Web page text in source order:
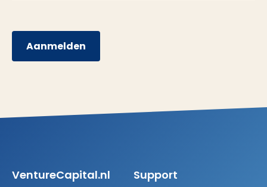
Aanmelden
VentureCapital.nl Support